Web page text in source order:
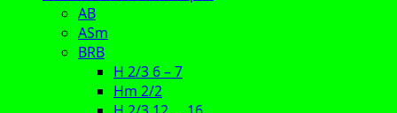
AB
ASm
BRB
H 2/3 6 – 7
Hm 2/2